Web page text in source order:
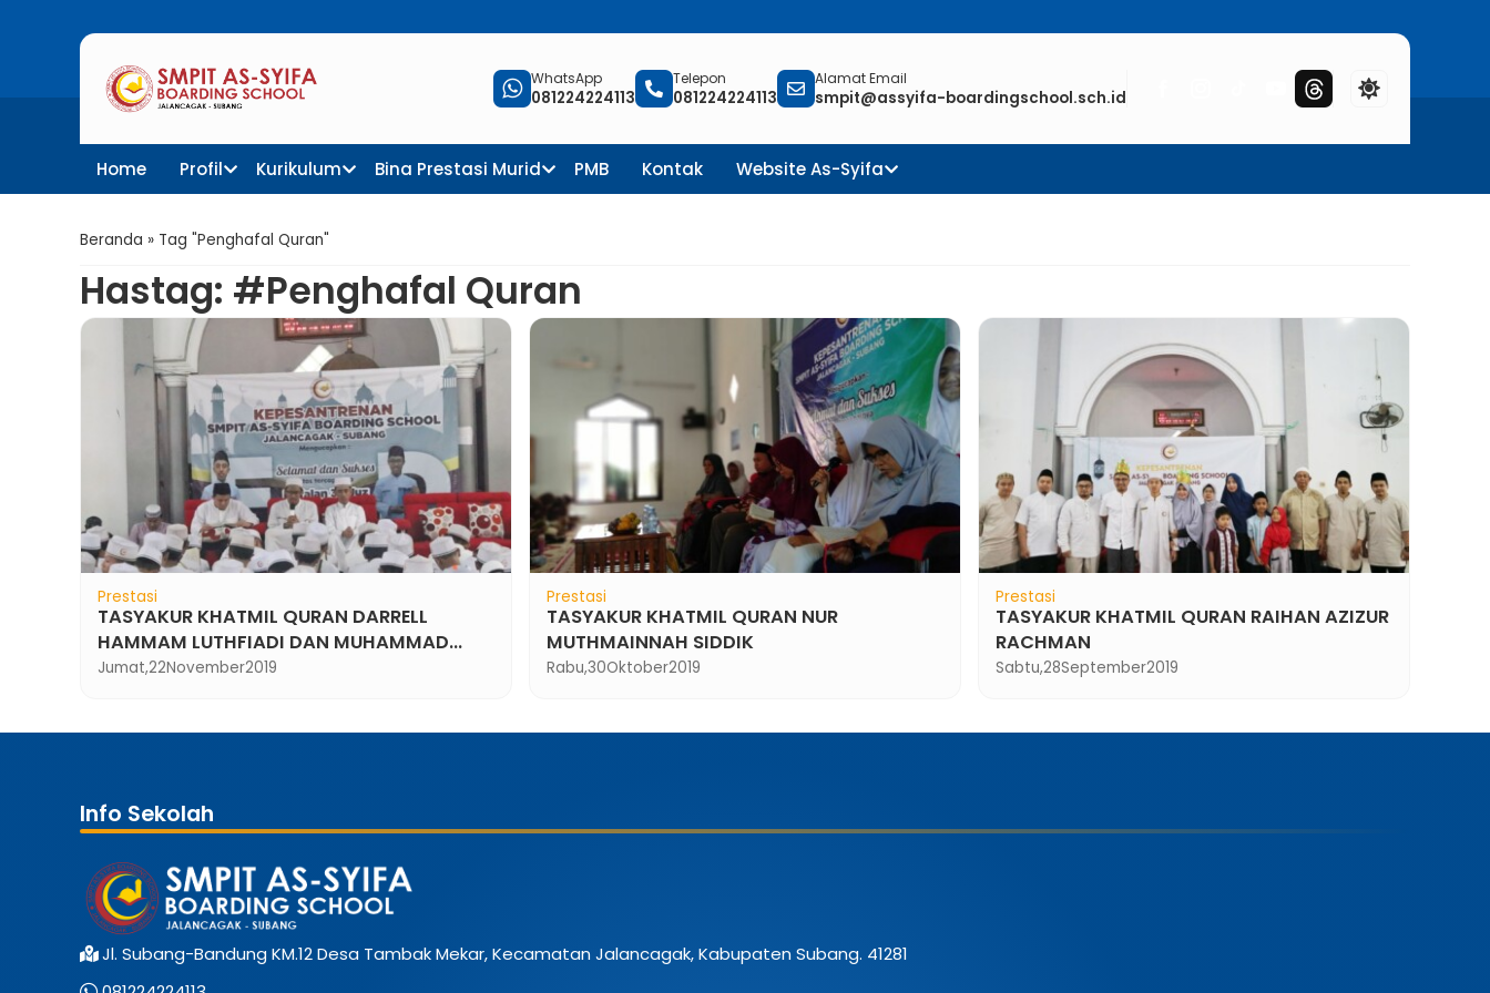
Penerimaan Murid Baru SMPIT Assyifa Boarding School Terbaik di Indonesia
WhatsApp
081224224113
Telepon
081224224113
Alamat Email
smpit@assyifa-boardingschool.sch.id
Home Profil Kurikulum Bina Prestasi Murid PMB Kontak Website As-Syifa
Beranda » Tag "Penghafal Quran"
Hastag: #Penghafal Quran
Prestasi
TASYAKUR KHATMIL QURAN DARRELL
HAMMAM LUTHFIADI DAN MUHAMMAD
FARHAN RAFLIANWAR
Jumat,22November2019
Prestasi
TASYAKUR KHATMIL QURAN NUR
MUTHMAINNAH SIDDIK
Rabu,30Oktober2019
Prestasi
TASYAKUR KHATMIL QURAN RAIHAN AZIZUR
RACHMAN
Sabtu,28September2019
Info Sekolah
Jl. Subang-Bandung KM.12 Desa Tambak Mekar, Kecamatan Jalancagak, Kabupaten Subang. 41281